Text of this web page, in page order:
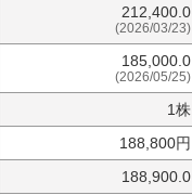
212,400.0
(2026/03/23)
185,000.0
(2026/05/25)
1株
188,800円
188,900.0